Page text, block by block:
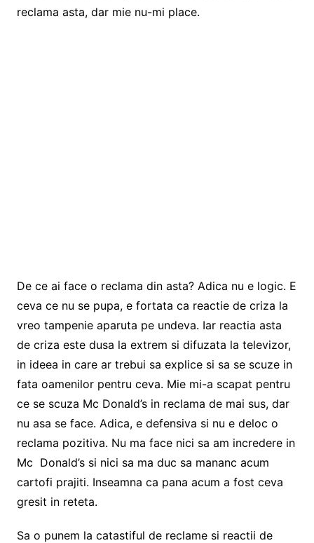
reclama asta, dar mie nu-mi place.
De ce ai face o reclama din asta? Adica nu e logic. E
ceva ce nu se pupa, e fortata ca reactie de criza la
vreo tampenie aparuta pe undeva. Iar reactia asta
de criza este dusa la extrem si difuzata la televizor,
in ideea in care ar trebui sa explice si sa se scuze in
fata oamenilor pentru ceva. Mie mi-a scapat pentru
ce se scuza Mc Donald’s in reclama de mai sus, dar
nu asa se face. Adica, e defensiva si nu e deloc o
reclama pozitiva. Nu ma face nici sa am incredere in
Mc Donald’s si nici sa ma duc sa mananc acum
cartofi prajiti. Inseamna ca pana acum a fost ceva
gresit in reteta.
Sa o punem la catastiful de reclame si reactii de